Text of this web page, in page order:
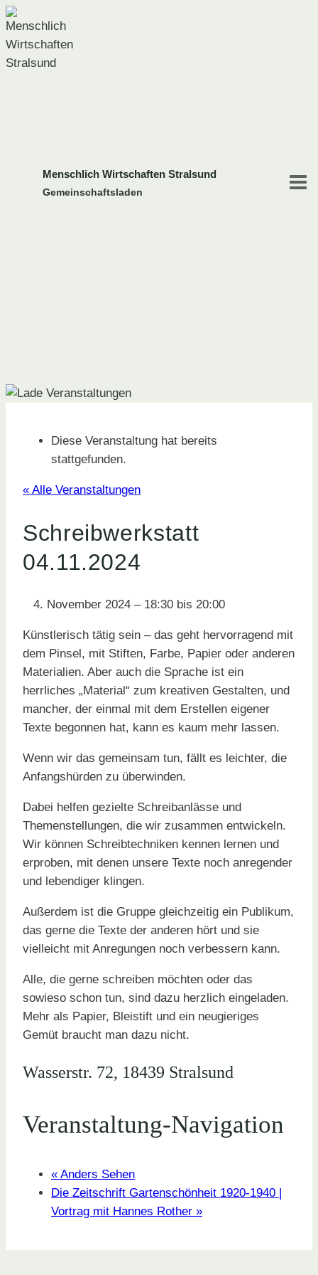
Zum
Inhalt
springen
Menschlich Wirtschaften Stralsund
Gemeinschaftsladen
Diese Veranstaltung hat bereits
stattgefunden.
« Alle Veranstaltungen
Schreibwerkstatt
04.11.2024
4. November 2024 – 18:30 bis 20:00
Künstlerisch tätig sein – das geht hervorragend mit
dem Pinsel, mit Stiften, Farbe, Papier oder anderen
Materialien. Aber auch die Sprache ist ein
herrliches „Material“ zum kreativen Gestalten, und
mancher, der einmal mit dem Erstellen eigener
Texte begonnen hat, kann es kaum mehr lassen.
Wenn wir das gemeinsam tun, fällt es leichter, die
Anfangshürden zu überwinden.
Dabei helfen gezielte Schreibanlässe und
Themenstellungen, die wir zusammen entwickeln.
Wir können Schreibtechniken kennen lernen und
erproben, mit denen unsere Texte noch anregender
und lebendiger klingen.
Außerdem ist die Gruppe gleichzeitig ein Publikum,
das gerne die Texte der anderen hört und sie
vielleicht mit Anregungen noch verbessern kann.
Alle, die gerne schreiben möchten oder das
sowieso schon tun, sind dazu herzlich eingeladen.
Mehr als Papier, Bleistift und ein neugieriges
Gemüt braucht man dazu nicht.
Wasserstr. 72, 18439 Stralsund
Veranstaltung-Navigation
« Anders Sehen
Die Zeitschrift Gartenschönheit 1920-1940 |
Vortrag mit Hannes Rother »